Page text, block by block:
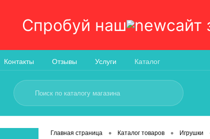
Спробуй наш сайт
Контакты Отзывы Услуги Каталог
Главная страница • Каталог товаров • Игрушки